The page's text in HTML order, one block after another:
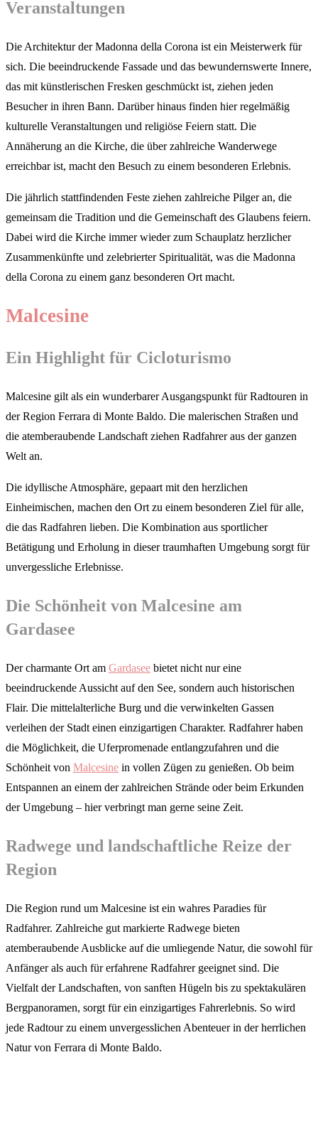
Veranstaltungen
Die Architektur der Madonna della Corona ist ein Meisterwerk für
sich. Die beeindruckende Fassade und das bewundernswerte Innere,
das mit künstlerischen Fresken geschmückt ist, ziehen jeden
Besucher in ihren Bann. Darüber hinaus finden hier regelmäßig
kulturelle Veranstaltungen und religiöse Feiern statt. Die
Annäherung an die Kirche, die über zahlreiche Wanderwege
erreichbar ist, macht den Besuch zu einem besonderen Erlebnis.
Die jährlich stattfindenden Feste ziehen zahlreiche Pilger an, die
gemeinsam die Tradition und die Gemeinschaft des Glaubens feiern.
Dabei wird die Kirche immer wieder zum Schauplatz herzlicher
Zusammenkünfte und zelebrierter Spiritualität, was die Madonna
della Corona zu einem ganz besonderen Ort macht.
Malcesine
Ein Highlight für Cicloturismo
Malcesine gilt als ein wunderbarer Ausgangspunkt für Radtouren in
der Region Ferrara di Monte Baldo. Die malerischen Straßen und
die atemberaubende Landschaft ziehen Radfahrer aus der ganzen
Welt an.
Die idyllische Atmosphäre, gepaart mit den herzlichen
Einheimischen, machen den Ort zu einem besonderen Ziel für alle,
die das Radfahren lieben. Die Kombination aus sportlicher
Betätigung und Erholung in dieser traumhaften Umgebung sorgt für
unvergessliche Erlebnisse.
Die Schönheit von Malcesine am
Gardasee
Der charmante Ort am Gardasee bietet nicht nur eine
beeindruckende Aussicht auf den See, sondern auch historischen
Flair. Die mittelalterliche Burg und die verwinkelten Gassen
verleihen der Stadt einen einzigartigen Charakter. Radfahrer haben
die Möglichkeit, die Uferpromenade entlangzufahren und die
Schönheit von Malcesine in vollen Zügen zu genießen. Ob beim
Entspannen an einem der zahlreichen Strände oder beim Erkunden
der Umgebung – hier verbringt man gerne seine Zeit.
Radwege und landschaftliche Reize der
Region
Die Region rund um Malcesine ist ein wahres Paradies für
Radfahrer. Zahlreiche gut markierte Radwege bieten
atemberaubende Ausblicke auf die umliegende Natur, die sowohl für
Anfänger als auch für erfahrene Radfahrer geeignet sind. Die
Vielfalt der Landschaften, von sanften Hügeln bis zu spektakulären
Bergpanoramen, sorgt für ein einzigartiges Fahrerlebnis. So wird
jede Radtour zu einem unvergesslichen Abenteuer in der herrlichen
Natur von Ferrara di Monte Baldo.